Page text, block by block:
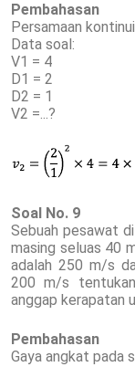
Pembahasan
Persamaan
Data soal:
V1 = 4
D1 = 2
D2 = 1
V2 =...?
Soal No. 9
Sebuah pesawat
masing seluas 40
adalah 250 m/s
200 m/s
anggap kerapatan
Pembahasan
Gaya angkat pada